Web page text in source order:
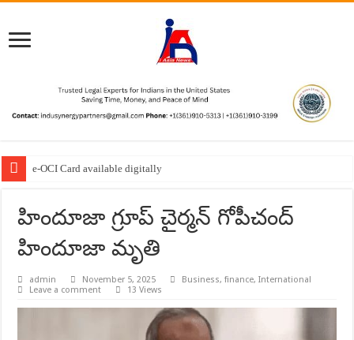
e-OCI Card available digitally
హిందూజా గ్రూప్ చైర్మన్ గోపీచంద్
హిందూజా మృతి
admin November 5, 2025 Business,finance,International
Leave a comment
13 Views